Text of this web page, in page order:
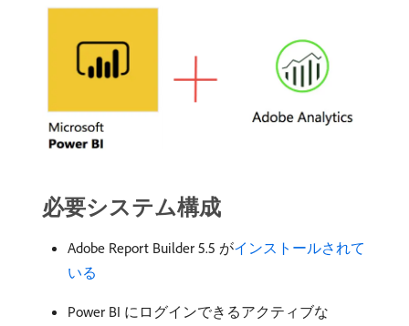
必要システム構成
Adobe Report Builder 5.5 がインストールされて
いる
Power BI にログインできるアクティブな